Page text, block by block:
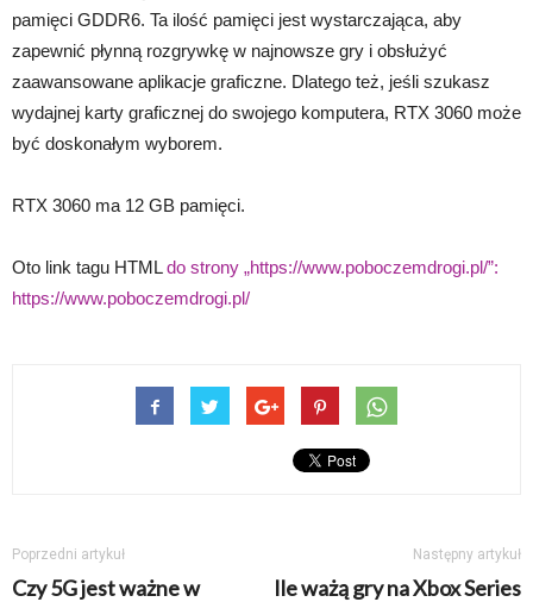
pamięci GDDR6. Ta ilość pamięci jest wystarczająca, aby
zapewnić płynną rozgrywkę w najnowsze gry i obsłużyć
zaawansowane aplikacje graficzne. Dlatego też, jeśli szukasz
wydajnej karty graficznej do swojego komputera, RTX 3060 może
być doskonałym wyborem.
RTX 3060 ma 12 GB pamięci.
Oto link tagu HTMLdo strony „https://www.poboczemdrogi.pl/”:
https://www.poboczemdrogi.pl/
Poprzedni artykuł
Czy 5G jest ważne w
Następny artykuł
Ile ważą gry na Xbox Series